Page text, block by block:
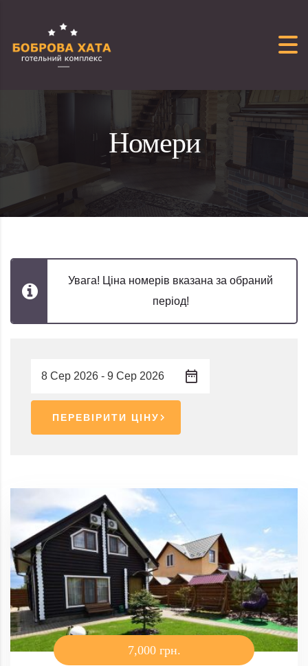
Номери
Увага! Ціна номерів вказана за обраний
період!
ПЕРЕВІРИТИ ЦІНУ
7,000 грн.